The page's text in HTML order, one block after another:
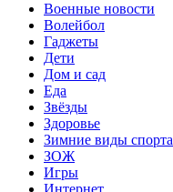
Военные новости
Волейбол
Гаджеты
Дети
Дом и сад
Еда
Звёзды
Здоровье
Зимние виды спорта
ЗОЖ
Игры